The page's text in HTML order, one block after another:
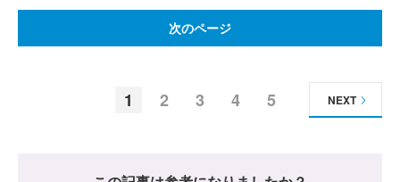
次のページ
1 2 3 4 5 NEXT